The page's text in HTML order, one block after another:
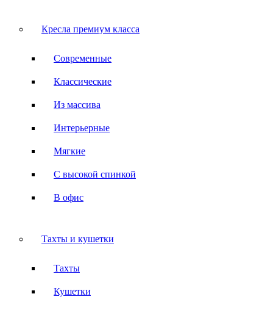
Кресла премиум класса
Современные
Классические
Из массива
Интерьерные
Мягкие
С высокой спинкой
В офис
Тахты и кушетки
Тахты
Кушетки